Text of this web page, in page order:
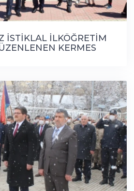
İSTİKLAL İLKÖĞRETİM
KERMES